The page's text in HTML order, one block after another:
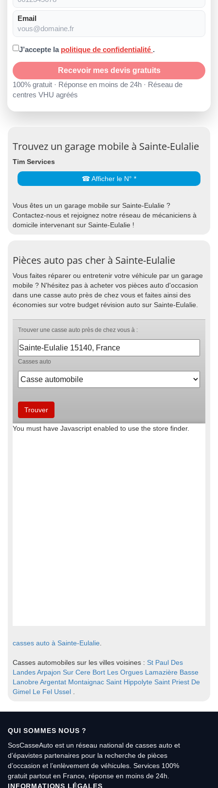
Email
J’accepte la politique de confidentialité .
Recevoir mes devis gratuits
100% gratuit · Réponse en moins de 24h · Réseau de
centres VHU agréés
Trouvez un garage mobile à Sainte-Eulalie
Tim Services
☎ Afficher le N° *
Vous êtes un un garage mobile sur Sainte-Eulalie ?
Contactez-nous et rejoignez notre réseau de mécaniciens à
domicile intervenant sur Sainte-Eulalie !
Pièces auto pas cher à Sainte-Eulalie
Vous faites réparer ou entretenir votre véhicule par un garage
mobile ? N'hésitez pas à acheter vos pièces auto d'occasion
dans une casse auto près de chez vous et faites ainsi des
économies sur votre budget révision auto sur Sainte-Eulalie.
casses auto à Sainte-Eulalie
Casses automobiles sur les villes voisines : St Paul Des
LandesArpajon Sur Cere Bort Les Orgues Lamazière Basse
Lanobre Argentat Montaignac Saint Hippolyte Saint Priest De
Gimel Le Fel Ussel
QUI SOMMES NOUS ?
SosCasseAuto est un réseau national de casses auto et
d’épavistes partenaires pour la recherche de pièces
d’occasion et l’enlèvement de véhicules. Services 100%
gratuit partout en France, réponse en moins de 24h.
INFORMATIONS LÉGALES